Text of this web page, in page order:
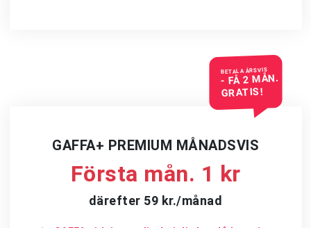
BETALA ÅRSVIS
- FÅ 2 MÅN.
GRATIS!
GAFFA+ PREMIUM MÅNADSVIS
Första mån. 1 kr
därefter 59 kr./månad